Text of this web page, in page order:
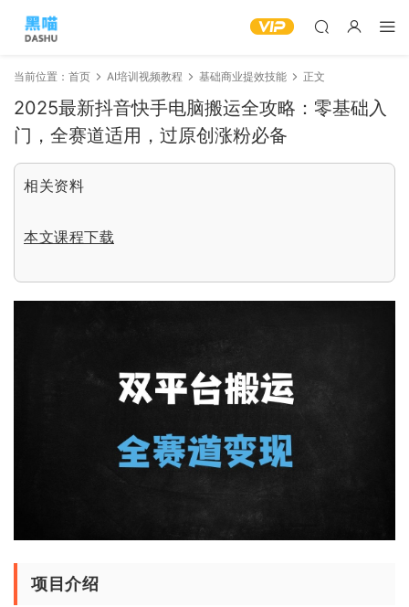
当前位置： 首页 AI培训视频教程 基础商业提效技能 正文
2025最新抖音快手电脑搬运全攻略：零基础入
门，全赛道适用，过原创涨粉必备
相关资料
本文课程下载
项目介绍